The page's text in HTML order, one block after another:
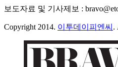
보도자료 및 기사제보 :
Copyright 2014. 이투데이피엔씨 .